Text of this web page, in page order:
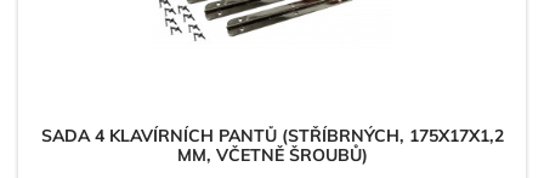
SADA 4 KLAVÍRNÍCH PANTŮ (STŘÍBRNÝCH, 175X17X1,2
MM, VČETNĚ ŠROUBŮ)